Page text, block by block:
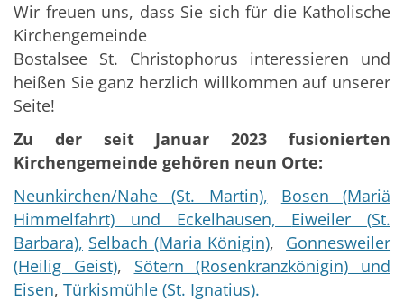
Wir freuen uns, dass Sie sich für die Katholische
Kirchengemeinde
Bostalsee St. Christophorus interessieren und
heißen Sie ganz herzlich willkommen auf unserer
Seite!
Zu der seit Januar 2023 fusionierten
Kirchengemeinde gehören neun Orte:
Neunkirchen/Nahe (St. Martin),
Bosen (Mariä
Himmelfahrt) und Eckelhausen, Eiweiler (St.
Barbara), Selbach (Maria Königin), Gonnesweiler
(Heilig Geist), Sötern (Rosenkranzkönigin) und
Eisen, Türkismühle (St. Ignatius).